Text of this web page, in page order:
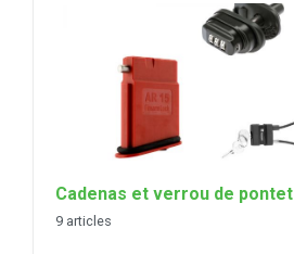
Cadenas et verrou de pontet
9 articles